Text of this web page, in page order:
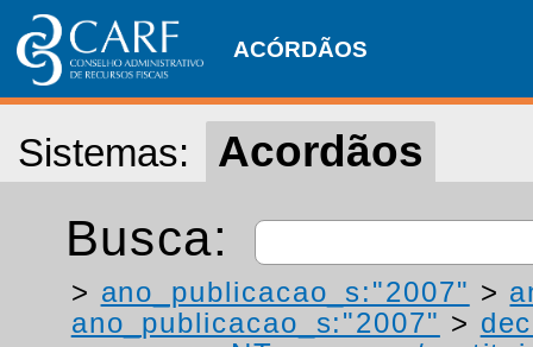
ACÓRDÃOS
Sistemas: Acordãos
Busca:
> ano_publicacao_s:"2007" >
ano_publicacao_s:"2007" >